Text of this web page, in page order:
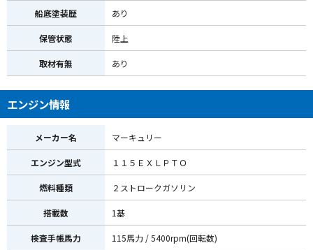
船底塗装歴 あり
保管状態 陸上
取材有無 あり
エンジン情報
メーカー名 マーキュリー
エンジン型式 １１５ＥＸＬＰＴＯ
燃料種類 ２ストロークガソリン
搭載数 1基
検査手帳馬力 115馬力 / 5400rpm(回転数)